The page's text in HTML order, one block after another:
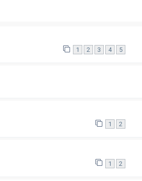
1 2 3 4 5
1 2
1 2